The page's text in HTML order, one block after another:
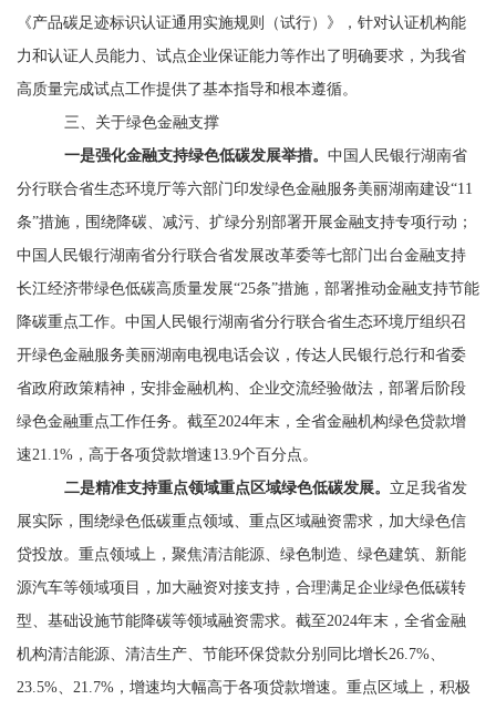
《产品碳足迹标识认证通用实施规则（试行）》，针对认证机构能
力和认证人员能力、试点企业保证能力等作出了明确要求，为我省
高质量完成试点工作提供了基本指导和根本遵循。
三、关于绿色金融支撑
一是强化金融支持绿色低碳发展举措。 中国人民银行湖南省
分行联合省生态环境厅等六部门印发绿色金融服务美丽湖南建设“11
条”措施，围绕降碳、减污、扩绿分别部署开展金融支持专项行动；
中国人民银行湖南省分行联合省发展改革委等七部门出台金融支持
长江经济带绿色低碳高质量发展“25条”措施，部署推动金融支持节能
降碳重点工作。 中国人民银行湖南省分行联合省生态环境厅组织召
开绿色金融服务美丽湖南电视电话会议，传达人民银行总行和省委
省政府政策精神，安排金融机构、企业交流经验做法，部署后阶段
绿色金融重点工作任务。截至2024年末，全省金融机构绿色贷款增
速21.1% ，高于各项贷款增速13.9个百分点。
二是精准支持重点领域重点区域绿色低碳发展。 立足我省发
展实际，围绕绿色低碳重点领域、重点区域融资需求，加大绿色信
贷投放。重点领域上，聚焦清洁能源、绿色制造、绿色建筑、新能
源汽车等领域项目，加大融资对接支持，合理满足企业绿色低碳转
型、基础设施节能降碳等领域融资需求。截至2024年末，全省金融
机构清洁能源、清洁生产、节能环保贷款分别同比增长26.7%
23.5%
21.7% ，增速均大幅高于各项贷款增速。重点区域上，积极